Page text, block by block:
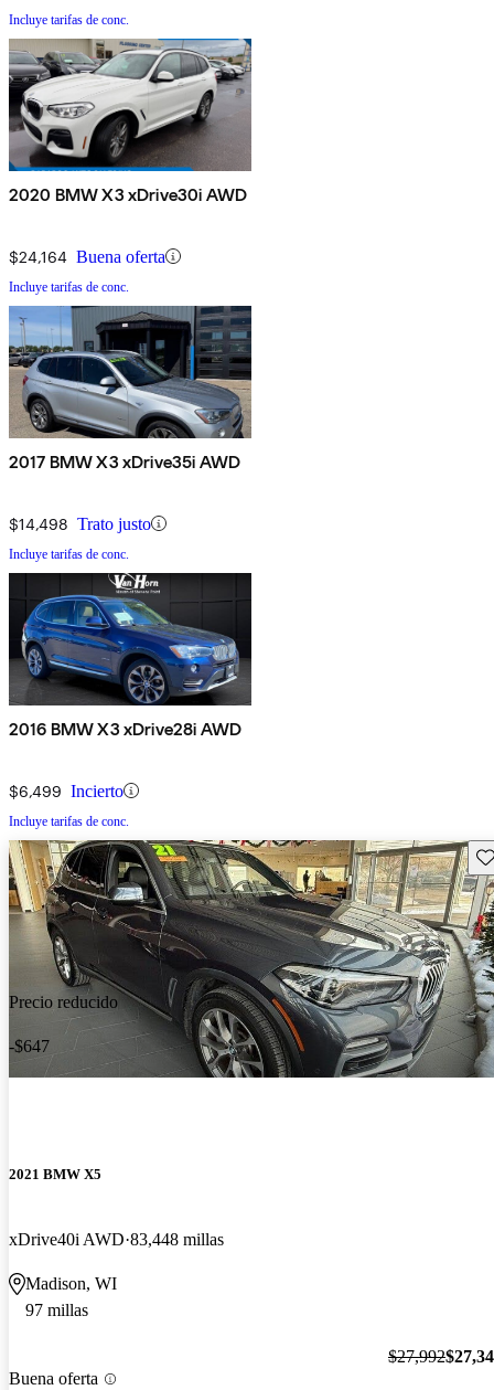
Incluye tarifas de conc.
2020 BMW X3 xDrive30i AWD
$24,164 Buena oferta
Incluye tarifas de conc.
2017 BMW X3 xDrive35i AWD
$14,498 Trato justo
Incluye tarifas de conc.
2016 BMW X3 xDrive28i AWD
$6,499 Incierto
Incluye tarifas de conc.
Precio reducido
-$647
2021 BMW X5
xDrive40i AWD 83,448 millas
Madison, WI
97 millas
Buena oferta
$27,992